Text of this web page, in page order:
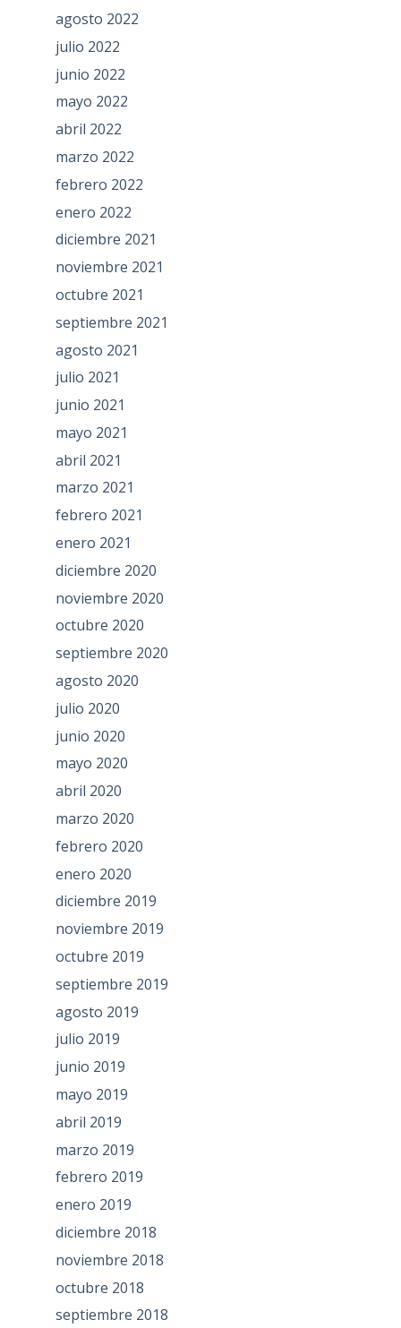
agosto 2022
julio 2022
junio 2022
mayo 2022
abril 2022
marzo 2022
febrero 2022
enero 2022
diciembre 2021
noviembre 2021
octubre 2021
septiembre 2021
agosto 2021
julio 2021
junio 2021
mayo 2021
abril 2021
marzo 2021
febrero 2021
enero 2021
diciembre 2020
noviembre 2020
octubre 2020
septiembre 2020
agosto 2020
julio 2020
junio 2020
mayo 2020
abril 2020
marzo 2020
febrero 2020
enero 2020
diciembre 2019
noviembre 2019
octubre 2019
septiembre 2019
agosto 2019
julio 2019
junio 2019
mayo 2019
abril 2019
marzo 2019
febrero 2019
enero 2019
diciembre 2018
noviembre 2018
octubre 2018
septiembre 2018